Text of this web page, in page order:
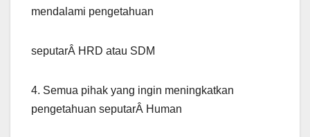
mendalami pengetahuan
seputarÂ HRD atau SDM
4. Semua pihak yang ingin meningkatkan
pengetahuan seputarÂ Human